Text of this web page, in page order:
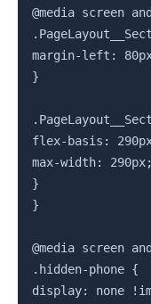
@media screen
margin-left:
}
flex-basis:
max-width: 290px;
}
}
@media screen
.hidden-phone {
display: none